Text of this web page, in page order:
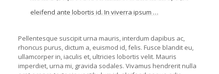
eleifend ante lobortis id. In viverra ipsum …
Pellentesque suscipit urna mauris, interdum dapibus ac,
rhoncus purus, dictum a, euismod id, felis. Fusce blandit eu,
ullamcorper in, iaculis et, ultricies lobortis velit. Mauris
imperdiet, urna mi, gravida sodales. Vivamus hendrerit nulla